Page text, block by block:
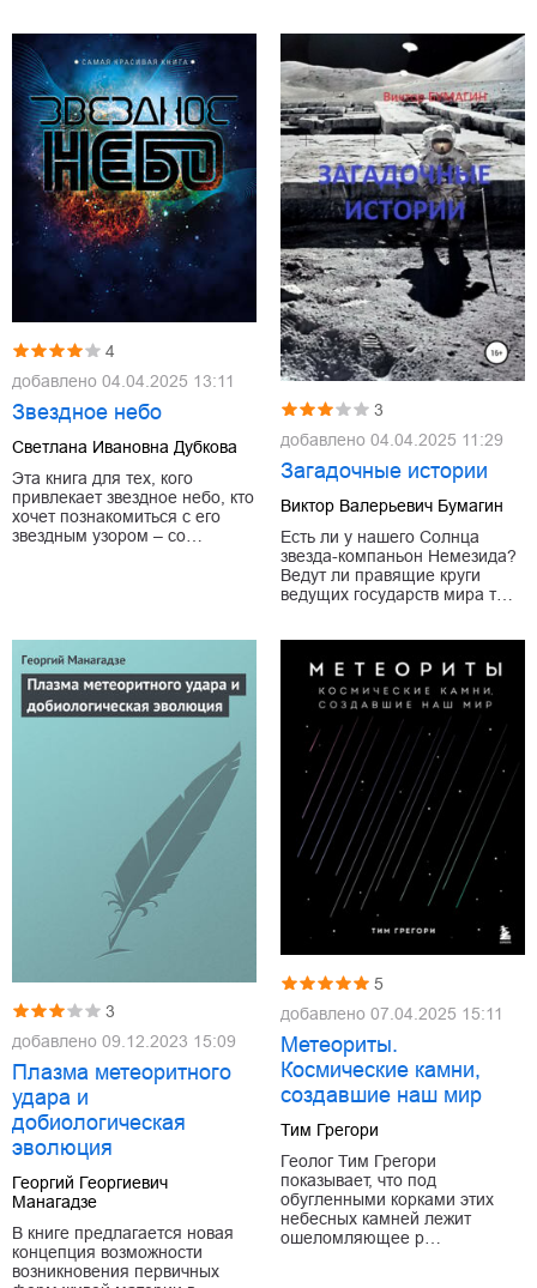
4
добавлено 04.04.2025 13:11
Звездное небо
Светлана Ивановна Дубкова
Эта книга для тех, кого
привлекает звездное небо, кто
хочет познакомиться с его
звездным узором – со…
3
добавлено 04.04.2025 11:29
Загадочные истории
Виктор Валерьевич Бумагин
Есть ли у нашего Солнца
звезда-компаньон Немезида?
Ведут ли правящие круги
ведущих государств мира т…
3
добавлено 09.12.2023 15:09
Плазма метеоритного
удара и
добиологическая
эволюция
Георгий Георгиевич
Манагадзе
В книге предлагается новая
концепция возможности
возникновения первичных
5
добавлено 07.04.2025 15:11
Метеориты.
Космические камни,
создавшие наш мир
Тим Грегори
Геолог Тим Грегори
показывает, что под
обугленными корками этих
небесных камней лежит
ошеломляющее р…